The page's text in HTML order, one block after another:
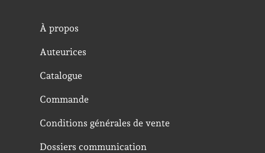
À propos
Auteurices
Catalogue
Commande
Conditions générales de vente
Dossiers communication